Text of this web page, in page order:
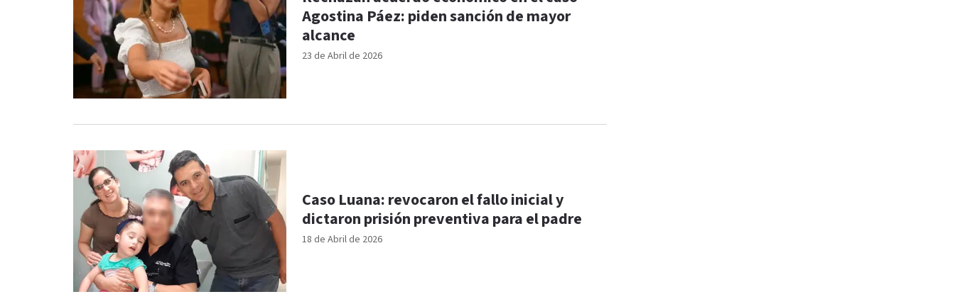
23 de Abril de 2026
Agostina Páez: piden sanción de mayor
alcance
18 de Abril de 2026
Caso Luana: revocaron el fallo inicial y
dictaron prisión preventiva para el padre